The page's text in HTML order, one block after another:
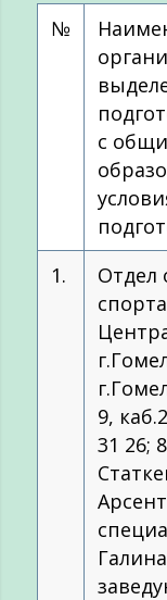
№
с
1.
Отдел
9,
31 26;